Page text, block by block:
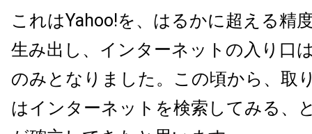
これはYahoo!を、はるかに超える精
生み出し、インターネットの入り口
のみとなりました。この頃から、取
はインターネットを検索してみる、